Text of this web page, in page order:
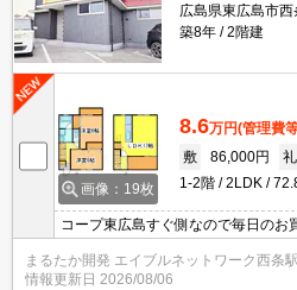
広島県東広島市西
築8年
2階建
画像：19枚
8.6万円(管理費
敷
86,000円 礼
1-2階
2LDK
コープ東広島すぐ側なので毎日のお
で徒歩６分程で朝の弱いお子様も近
ニ・ドラッグストア・飲食店などが
エリア！デザイン性に富んだデザイ
まるたか開発 エイブルネットワーク西条
情報更新日 2026/08/06